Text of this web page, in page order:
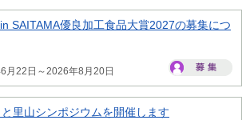
SAITAMA優良加工食品大賞2027の募集につ
月22日～2026年8月20日
と里山シンポジウムを開催します